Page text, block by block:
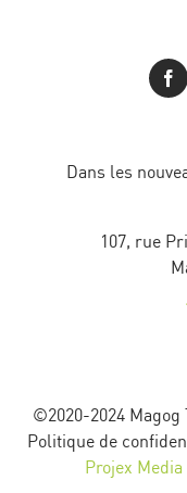
Dans les
107, rue
©2020-2024 Magog
Politique de
Projex Media